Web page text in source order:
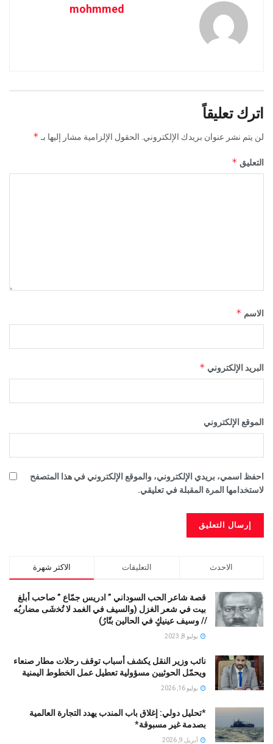
mohmmed
اترك تعليقاً
لن يتم نشر عنوان بريدك الإلكتروني. الحقول الإلزامية مشار إليها بـ*
التعليق*
الاسم*
البريد الإلكتروني*
الموقع الإلكتروني
احفظ اسمي، بريدي الإلكتروني، والموقع الإلكتروني في هذا المتصفح
لاستخدامها المرة المقبلة في تعليقي.
الاكثر شهرة التعليقات الاحدث
قصة شاعر الحب السوداني ” ادريس جمّاع ” صاحب أبلغ
بيت في شعر الغزل (وﺍﻟﺴﻴﻒ ﻓﻲ الغمد ﻻ ﺗُﺨشَى مضاربُه
// ﻭﺳﻴﻒ ﻋﻴﻨﻴﻚٍ ﻓﻲ ﺍﻟﺤﺎﻟﻴﻦ ﺑﺘّﺎﺭُ)
يوليو 8, 2023
نائب وزير النقل يكشف أسباب توقف رحلات مطار صنعاء
ويحمّل الحوثيين مسؤولية تعطيل عمل الخطوط اليمنية
يوليو 16, 2026
*تحليل دولي: إغلاق باب المندب يهدد التجارة العالمية
بصدمة غير مسبوقة*
أبريل 9, 2026